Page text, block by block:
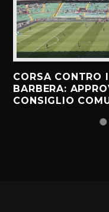
CORSA CONTRO
BARBERA:
CONSIGLIO